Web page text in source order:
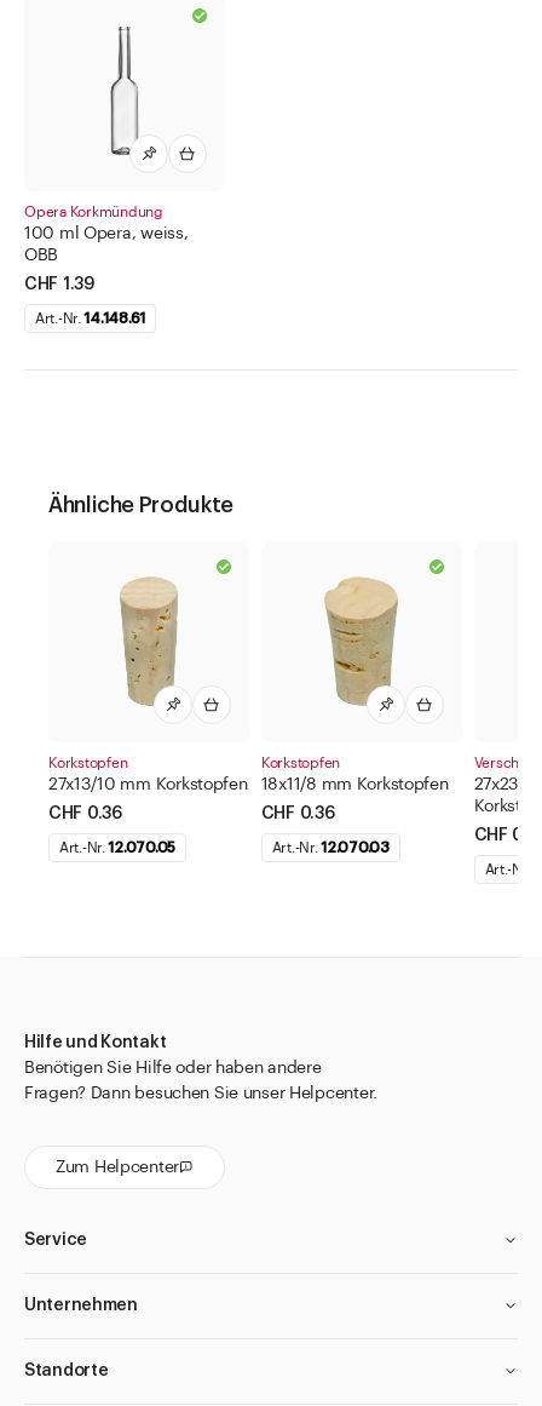
Opera Korkmündung
100 ml Opera, weiss,
OBB
CHF 1.39
Art.-Nr.14.148.61
Ähnliche Produkte
Korkstopfen
27x13/10 mm Korkstopfen
CHF 0.36
Art.-Nr.12.070.05
Korkstopfen
18x11/8 mm Korkstopfen
CHF 0.36
Art.-Nr.12.070.03
27x23/
CHF
Art.-Nr.
Hilfe und Kontakt
Benötigen Sie Hilfe oder haben andere
Fragen? Dann besuchen Sie unser Helpcenter.
Zum Helpcenter
Service
Unternehmen
Standorte